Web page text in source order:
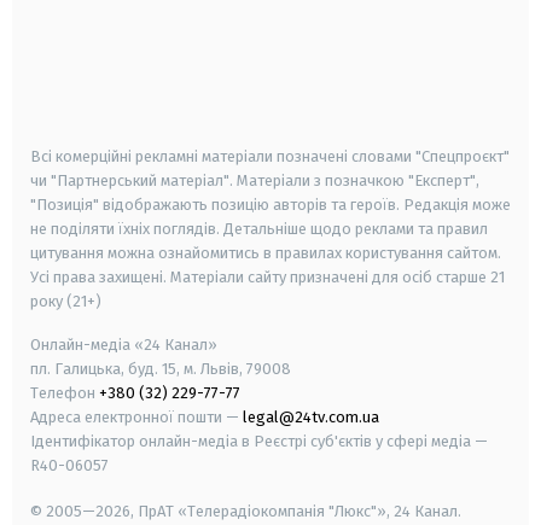
Всі комерційні рекламні матеріали позначені словами "Спецпроєкт"
чи "Партнерський матеріал". Матеріали з позначкою "Експерт",
"Позиція" відображають позицію авторів та героїв. Редакція може
не поділяти їхніх поглядів. Детальніше щодо реклами та правил
цитування можна ознайомитись в правилах користування сайтом.
Усі права захищені. Матеріали сайту призначені для осіб старше 21
року (21+)
Онлайн-медіа «24 Канал»
пл. Галицька, буд. 15, м. Львів, 79008
Телефон +380 (32) 229-77-77
Адреса електронної пошти — legal@24tv.com.ua
Ідентифікатор онлайн-медіа в Реєстрі суб'єктів у сфері медіа —
R40-06057
© 2005—2026, ПрАТ «Телерадіокомпанія "Люкс"», 24 Канал.